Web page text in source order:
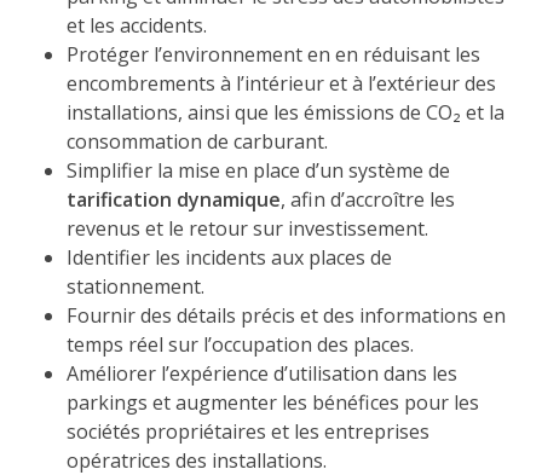
et les accidents.
Protéger l’environnement en en réduisant les
encombrements à l’intérieur et à l’extérieur des
installations, ainsi que les émissions de CO₂ et la
consommation de carburant.
Simplifier la mise en place d’un système de
tarification dynamique, afin d’accroître les
revenus et le retour sur investissement.
Identifier les incidents aux places de
stationnement.
Fournir des détails précis et des informations en
temps réel sur l’occupation des places.
Améliorer l’expérience d’utilisation dans les
parkings et augmenter les bénéfices pour les
sociétés propriétaires et les entreprises
opératrices des installations.